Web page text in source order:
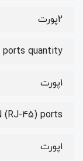
2پورت
ports quantity
1پورت
(RJ-45) ports
1پورت